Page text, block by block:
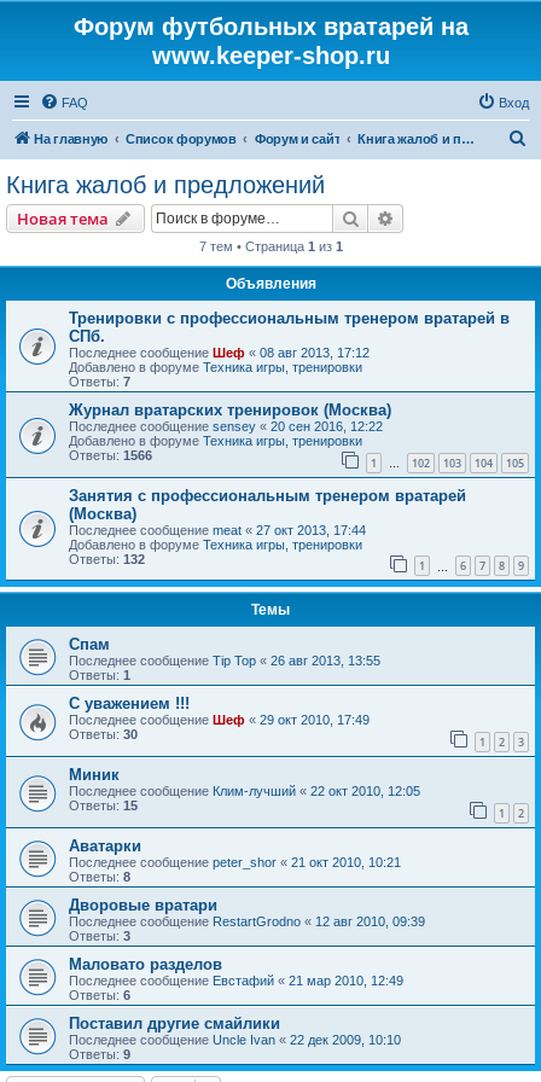
Форум футбольных вратарей на
www.keeper-shop.ru
FAQ Вход
На главную Список форумов Форум и сайт Книга жалоб и предложений
Книга жалоб и предложений
Новая тема Поиск
7 тем • Страница 1 из 1
Объявления
Тренировки с профессиональным тренером вратарей в
СПб.
Последнее сообщение Шеф « 08 авг 2013, 17:12
Добавлено в форуме Техника игры, тренировки
Ответы: 7
Журнал вратарских тренировок (Москва)
Последнее сообщение sensey « 20 сен 2016, 12:22
Добавлено в форуме Техника игры, тренировки
Ответы: 1566 1 … 102 103 104 105
Занятия с профессиональным тренером вратарей
(Москва)
Последнее сообщение meat « 27 окт 2013, 17:44
Добавлено в форуме Техника игры, тренировки
Ответы: 132 1 6 7 8 9
Темы
Спам
Последнее сообщение Tip Top « 26 авг 2013, 13:55
Ответы: 1
С уважением !!!
Последнее сообщение Шеф « 29 окт 2010, 17:49
Ответы: 30 1 2 3
Миник
Последнее сообщение Клим-лучший « 22 окт 2010, 12:05
Ответы: 15 1 2
Аватарки
Последнее сообщение peter_shor « 21 окт 2010, 10:21
Ответы: 8
Дворовые вратари
Последнее сообщение RestartGrodno « 12 авг 2010, 09:39
Ответы: 3
Маловато разделов
Последнее сообщение Евстафий « 21 мар 2010, 12:49
Ответы: 6
Поставил другие смайлики
Последнее сообщение Uncle Ivan « 22 дек 2009, 10:10
Ответы: 9